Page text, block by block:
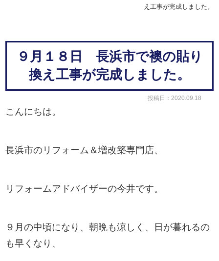
え工事が完成しました。
９月１８日 長浜市で襖の貼り
換え工事が完成しました。
投稿日：2020.09.18
こんにちは。
長浜市のリフォーム＆増改築専門店、
リフォームアドバイザーの今井です。
９月の中頃になり、朝晩も涼しく、日が暮れるの
も早くなり、